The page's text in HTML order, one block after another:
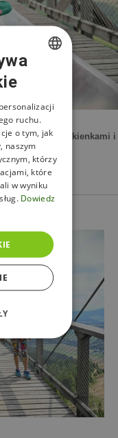
zjeżdżalni z okienkami i
.
ENGLISH
POLISH
ruchu.
o tym, jak
naszym
którzy
które
w wyniku
Dowiedz